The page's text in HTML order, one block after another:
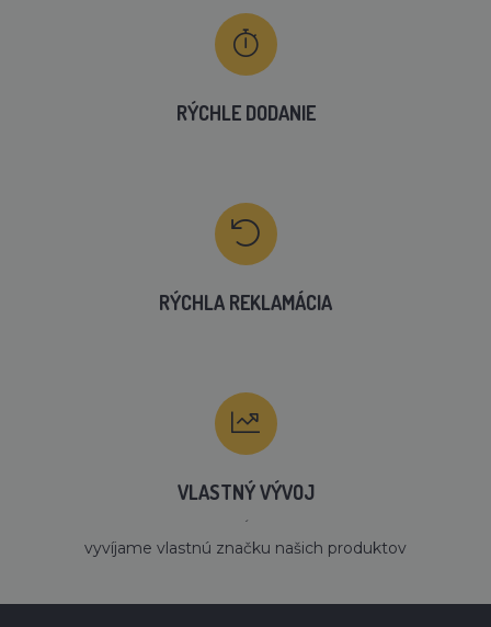
RÝCHLE DODANIE
RÝCHLA REKLAMÁCIA
VLASTNÝ VÝVOJ
´
vyvíjame vlastnú značku našich produktov